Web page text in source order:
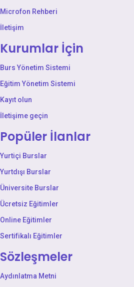
Microfon Rehberi
İletişim
Kurumlar İçin
Burs Yönetim Sistemi
Eğitim Yönetim Sistemi
Kayıt olun
İletişime geçin
Popüler İlanlar
Yurtiçi Burslar
Yurtdışı Burslar
Üniversite Burslar
Ücretsiz Eğitimler
Online Eğitimler
Sertifikalı Eğitimler
Sözleşmeler
Aydınlatma Metni